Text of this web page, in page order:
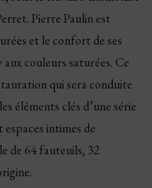
Pierre Paulin est
et le confort de ses
aux couleurs saturées. Ce
qui sera conduite
éléments clés d’une série
intimes de
de 64 fauteuils, 32